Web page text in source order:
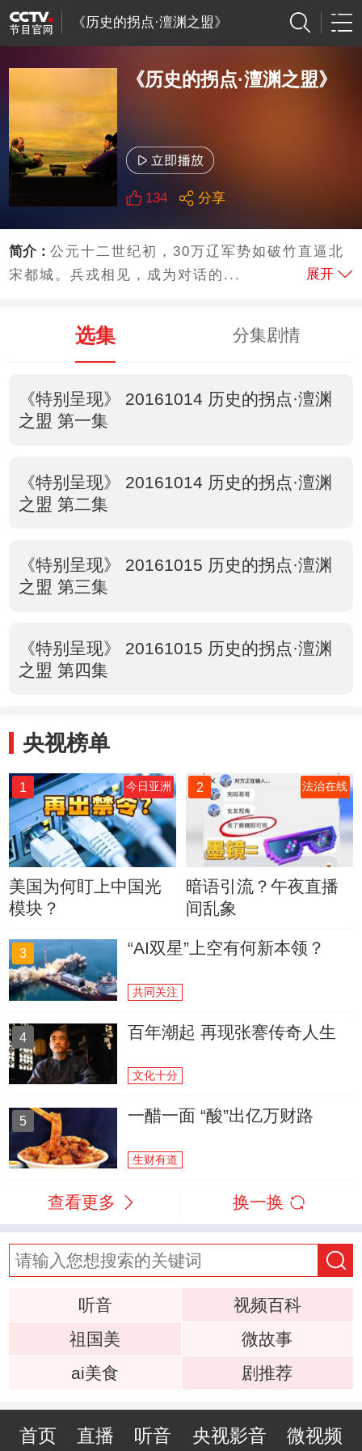
《历史的拐点·澶渊之盟》
《历史的拐点·澶渊之盟》
134 分享
简介：公元十二世纪初，30万辽军势如破竹直逼北
宋都城。兵戎相见，成为对话的...
展开
选集 分集剧情
《特别呈现》 20161014 历史的拐点·澶渊
之盟 第一集
《特别呈现》 20161014 历史的拐点·澶渊
之盟 第二集
《特别呈现》 20161015 历史的拐点·澶渊
之盟 第三集
《特别呈现》 20161015 历史的拐点·澶渊
之盟 第四集
央视榜单
1 今日亚洲
美国为何盯上中国光
模块？
2 法治在线
暗语引流？午夜直播
间乱象
3 “AI双星”上空有何新本领？
共同关注
4 百年潮起 再现张謇传奇人生
文化十分
5 一醋一面 “酸”出亿万财路
生财有道
查看更多 换一换
听音
视频百科
祖国美
微故事
ai美食
剧推荐
首页 直播 听音 央视影音 微视频